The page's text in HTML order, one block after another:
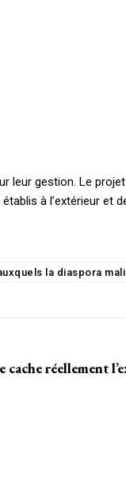
leur gestion. Le
à l’extérieur et
la diaspora
réellement